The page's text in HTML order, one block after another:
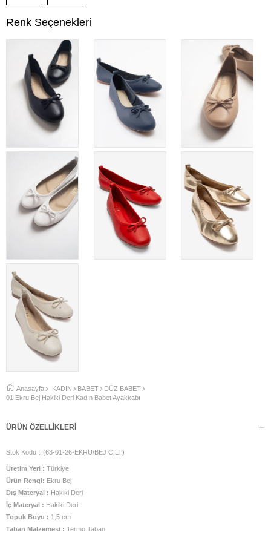
Renk Seçenekleri
Anasayfa KADIN BABET
DÜZ BABET
01 Ekru Bej Hakiki Deri Kadın Babet Ayakkabı
ÜRÜN ÖZELLIKLERI
Stok Kodu (63-01-26-EKRU/BEJ CILT)
Üretim Yeri : Türkiye
Ürün Rengi: Ekru Bej
Dış Materyal : Hakiki Deri
İç Materyal : Hakiki Deri
Topuk Boyu : 1,5 cm
Taban Malzemesi : Termo Taban